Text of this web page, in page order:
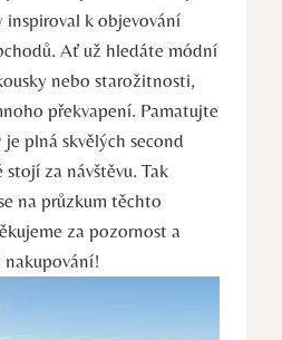
inspiroval k objevování
Ať už hledáte módní
nebo starožitnosti,
překvapení. Pamatujte
plná skvělých second
za návštěvu. Tak
na průzkum těchto
za pozornost a
nakupování!